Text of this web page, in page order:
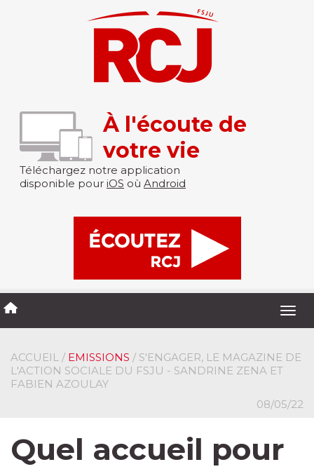
À l'écoute de
votre vie
Téléchargez notre application
disponible pour iOS où Android
ACCUEIL / EMISSIONS / S'ENGAGER, LE MAGAZINE DE
L'ACTION SOCIALE DU FSJU - SANDRINE ZENA ET
FABIEN AZOULAY
08/05/22
Quel accueil pour